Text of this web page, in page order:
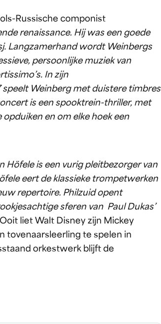
Russische componist
renaissance. Hij was een goede
Langzamerhand wordt Weinbergs
persoonlijke muziek van
In zijn
Weinberg met duistere timbres
is een spooktrein-thriller, met
en om elke hoek een
is een vurig pleitbezorger van
eert de klassieke trompetwerken
repertoire. Philzuid opent
sferen van Paul Dukas’
Ooit liet Walt Disney zijn Mickey
tovenaarsleerling te spelen in
orkestwerk blijft de